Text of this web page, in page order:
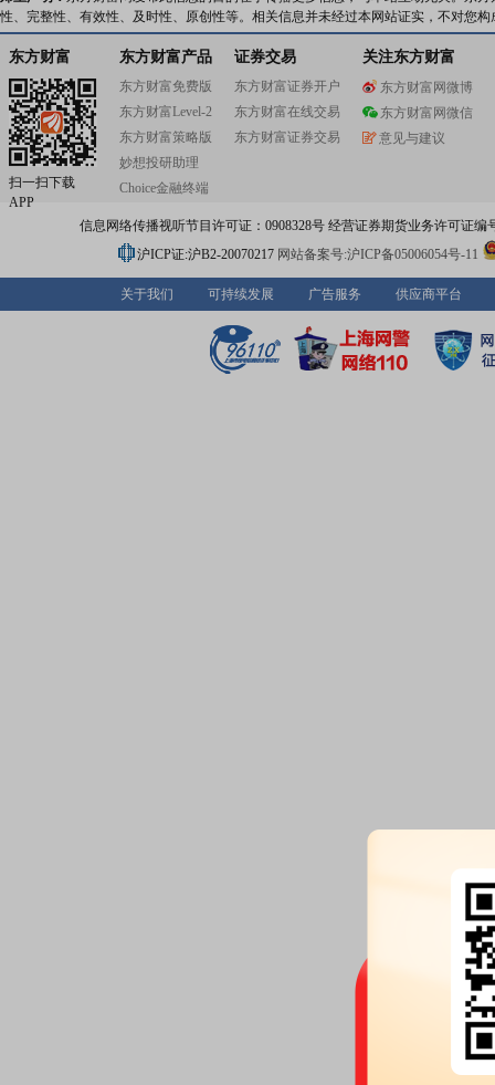
性、完整性、有效性、及时性、原创性等。相关信息并未经过本网站证实，不对您
东方财富
扫一扫下载
APP
东方财富产品
东方财富免费版
东方财富Level-2
东方财富策略版
妙想投研助理
Choice金融终端
证券交易
东方财富证券开户
东方财富在线交易
东方财富证券交易
关注东方财富
东方财富网微博
东方财富网微信
意见与建议
信息网络传播视听节目许可证：0908328号 经营证券期货业务许可证编
沪ICP证:沪B2-20070217 网站备案号:沪ICP备05006054号-11
关于我们 可持续发展 广告服务 供应商平台